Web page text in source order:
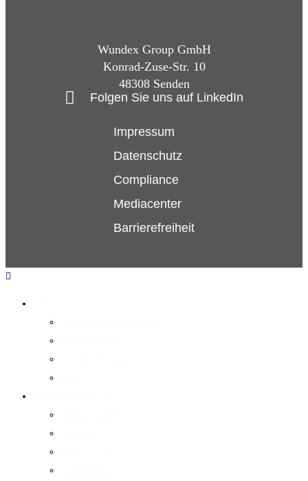
Wundex Group GmbH
Konrad-Zuse-Str. 10
48308 Senden
Folgen Sie uns auf LinkedIn
Impressum
Datenschutz
Compliance
Mediacenter
Barrierefreiheit